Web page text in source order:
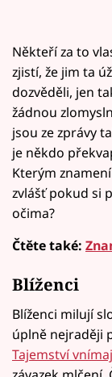
Někteří za to
zjistí, že jim ta
dozvěděli, jen
žádnou
jsou ze zprávy
je někdo
Kterým
zvlášť pokud si
očima?
Čtěte také:
Blíženci
Blíženci milují
úplně nejraději
Tajemství